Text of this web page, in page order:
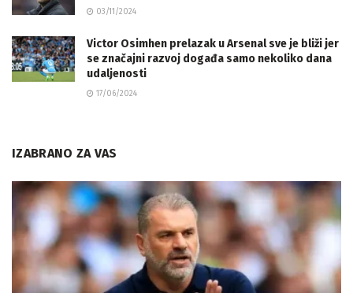
03/11/2024
Victor Osimhen prelazak u Arsenal sve je bliži jer
se značajni razvoj događa samo nekoliko dana
udaljenosti
17/06/2024
IZABRANO ZA VAS